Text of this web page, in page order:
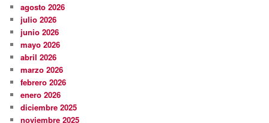
agosto 2026
julio 2026
junio 2026
mayo 2026
abril 2026
marzo 2026
febrero 2026
enero 2026
diciembre 2025
noviembre 2025